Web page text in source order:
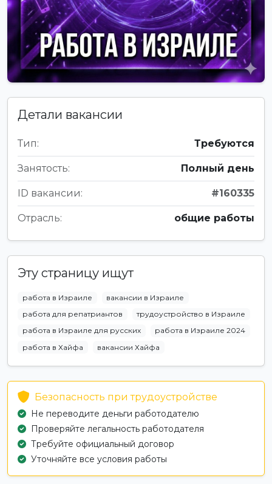
Детали вакансии
Тип: Требуются
Занятость: Полный день
ID вакансии: #160335
Отрасль: общие работы
Эту страницу ищут
работа в Израиле
вакансии в Израиле
работа для репатриантов
трудоустройство в Израиле
работа в Израиле для русских
работа в Израиле 2024
работа в Хайфа
вакансии Хайфа
Безопасность при трудоустройстве
Не переводите деньги работодателю
Проверяйте легальность работодателя
Требуйте официальный договор
Уточняйте все условия работы